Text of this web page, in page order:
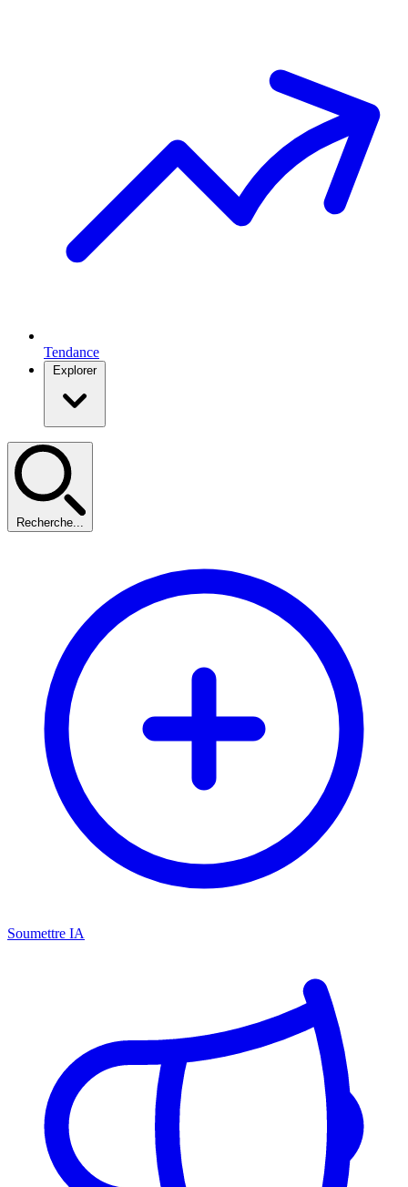
Tendance
Explorer
Recherche...
Soumettre IA